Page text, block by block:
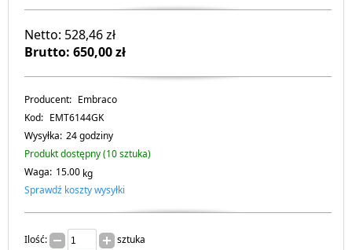
Netto: 528,46 zł
Brutto: 650,00 zł
Producent: Embraco
Kod: EMT6144GK
Wysyłka: 24 godziny
Produkt dostępny (10 sztuka)
Waga: 15.00 kg
Sprawdź koszty wysyłki
Ilość: sztuka